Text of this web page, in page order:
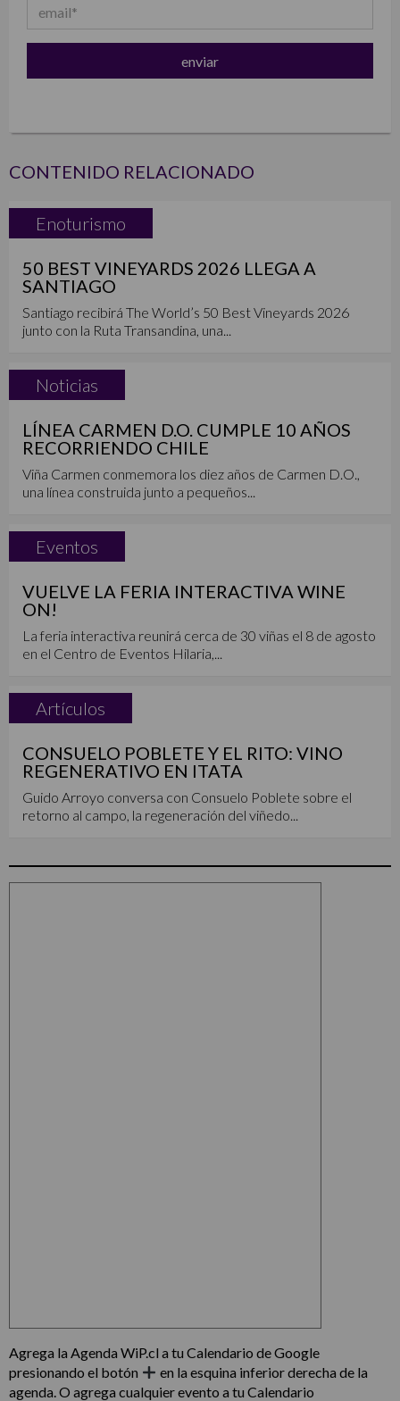
CONTENIDO RELACIONADO
Enoturismo
50 BEST VINEYARDS 2026 LLEGA A
SANTIAGO
Santiago recibirá The World’s 50 Best Vineyards 2026
junto con la Ruta Transandina, una...
Noticias
LÍNEA CARMEN D.O. CUMPLE 10 AÑOS
RECORRIENDO CHILE
Viña Carmen conmemora los diez años de Carmen D.O.,
una línea construida junto a pequeños...
Eventos
VUELVE LA FERIA INTERACTIVA WINE
ON!
La feria interactiva reunirá cerca de 30 viñas el 8 de agosto
en el Centro de Eventos Hilaria,...
Artículos
CONSUELO POBLETE Y EL RITO: VINO
REGENERATIVO EN ITATA
Guido Arroyo conversa con Consuelo Poblete sobre el
retorno al campo, la regeneración del viñedo...
Agrega la Agenda WiP.cl a tu Calendario de Google
presionando el botón
en la esquina inferior derecha de la
agenda. O agrega cualquier evento a tu Calendario